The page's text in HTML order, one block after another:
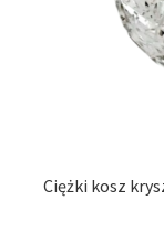
Ciężki kosz